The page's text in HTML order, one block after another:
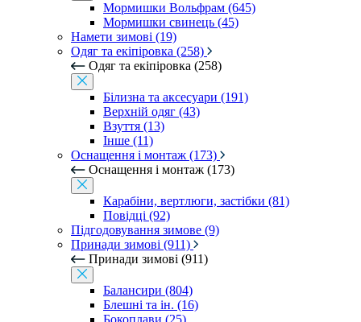
Мормишки Вольфрам (645)
Мормишки свинець (45)
Намети зимові (19)
Одяг та екіпіровка (258)
Одяг та екіпіровка (258)
Білизна та аксесуари (191)
Верхній одяг (43)
Взуття (13)
Інше (11)
Оснащення і монтаж (173)
Оснащення і монтаж (173)
Карабіни, вертлюги, застібки (81)
Повідці (92)
Підгодовування зимове (9)
Принади зимові (911)
Принади зимові (911)
Балансири (804)
Блешні та ін. (16)
Бокоплави (25)